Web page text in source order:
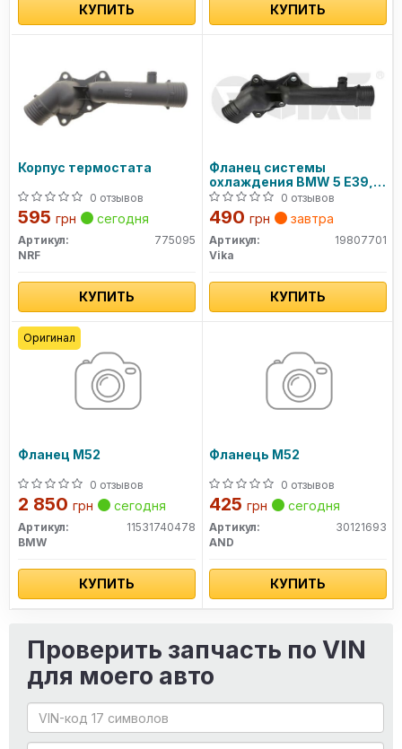
КУПИТЬ КУПИТЬ
Корпус термостата
0 отзывов
595 грн сегодня
Артикул:
775095
NRF
КУПИТЬ
Фланец системы
охлаждения BMW 5 E39, 7
E38 (94-04) (19807701)
VIKA
0 отзывов
490 грн завтра
Артикул:
19807701
Vika
КУПИТЬ
Фланец M52
0 отзывов
2 850 грн сегодня
Артикул:
11531740478
BMW
КУПИТЬ
Оригинал
Фланець M52
0 отзывов
425 грн сегодня
Артикул:
30121693
AND
КУПИТЬ
Проверить запчасть по VIN
для моего авто